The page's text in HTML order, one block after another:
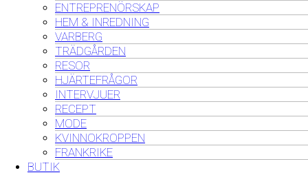
ENTREPRENÖRSKAP
HEM & INREDNING
VARBERG
TRÄDGÅRDEN
RESOR
HJÄRTEFRÅGOR
INTERVJUER
RECEPT
MODE
KVINNOKROPPEN
FRANKRIKE
BUTIK